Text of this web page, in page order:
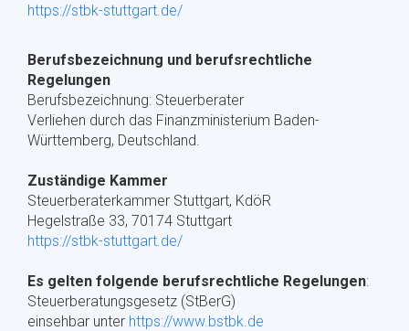
https://stbk-stuttgart.de/
Berufsbezeichnung und berufsrechtliche
Regelungen
Berufsbezeichnung: Steuerberater
Verliehen durch das Finanzministerium Baden-
Württemberg, Deutschland.
Zuständige Kammer
Steuerberaterkammer Stuttgart, KdöR
Hegelstraße 33, 70174 Stuttgart
https://stbk-stuttgart.de/
Es gelten folgende berufsrechtliche Regelungen:
Steuerberatungsgesetz (StBerG)
einsehbar unter https://www.bstbk.de